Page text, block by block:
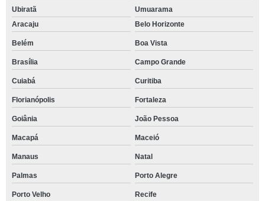
Ubiratã
Umuarama
Aracaju
Belo Horizonte
Belém Boa Vista
Brasília Campo Grande
Cuiabá Curitiba
Florianópolis Fortaleza
Goiânia João Pessoa
Macapá Maceió
Manaus Natal
Palmas Porto Alegre
Porto Velho Recife